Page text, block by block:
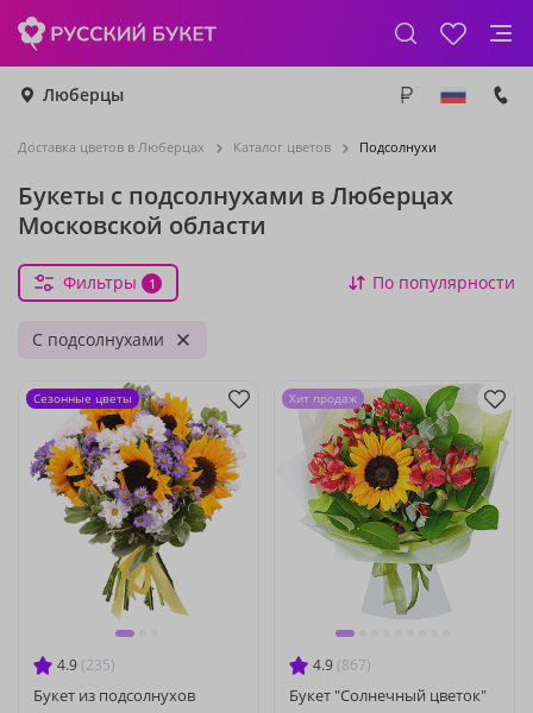
Люберцы
Доставка цветов в Люберцах Каталог цветов Подсолнухи
Букеты с подсолнухами в Люберцах
Московской области
Фильтры 1 По популярности
С подсолнухами
4.9 (235)
Букет из подсолнухов
Сезонные цветы
4.9 (867)
Букет "Солнечный цветок"
Хит продаж